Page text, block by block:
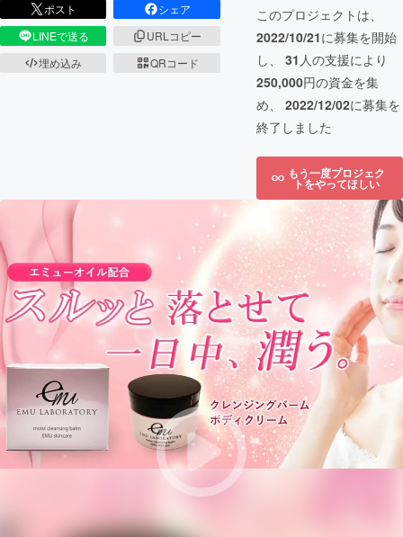
ポスト
シェア
LINEで送る
URLコピー
埋め込み
QRコード
このプロジェクトは、
2022/10/21に募集を開始
し、 31 人の支援により
250,000円の資金を集
め、 2022/12/02に募集を
終了しました
もう一度プロジェク
トをやってほしい